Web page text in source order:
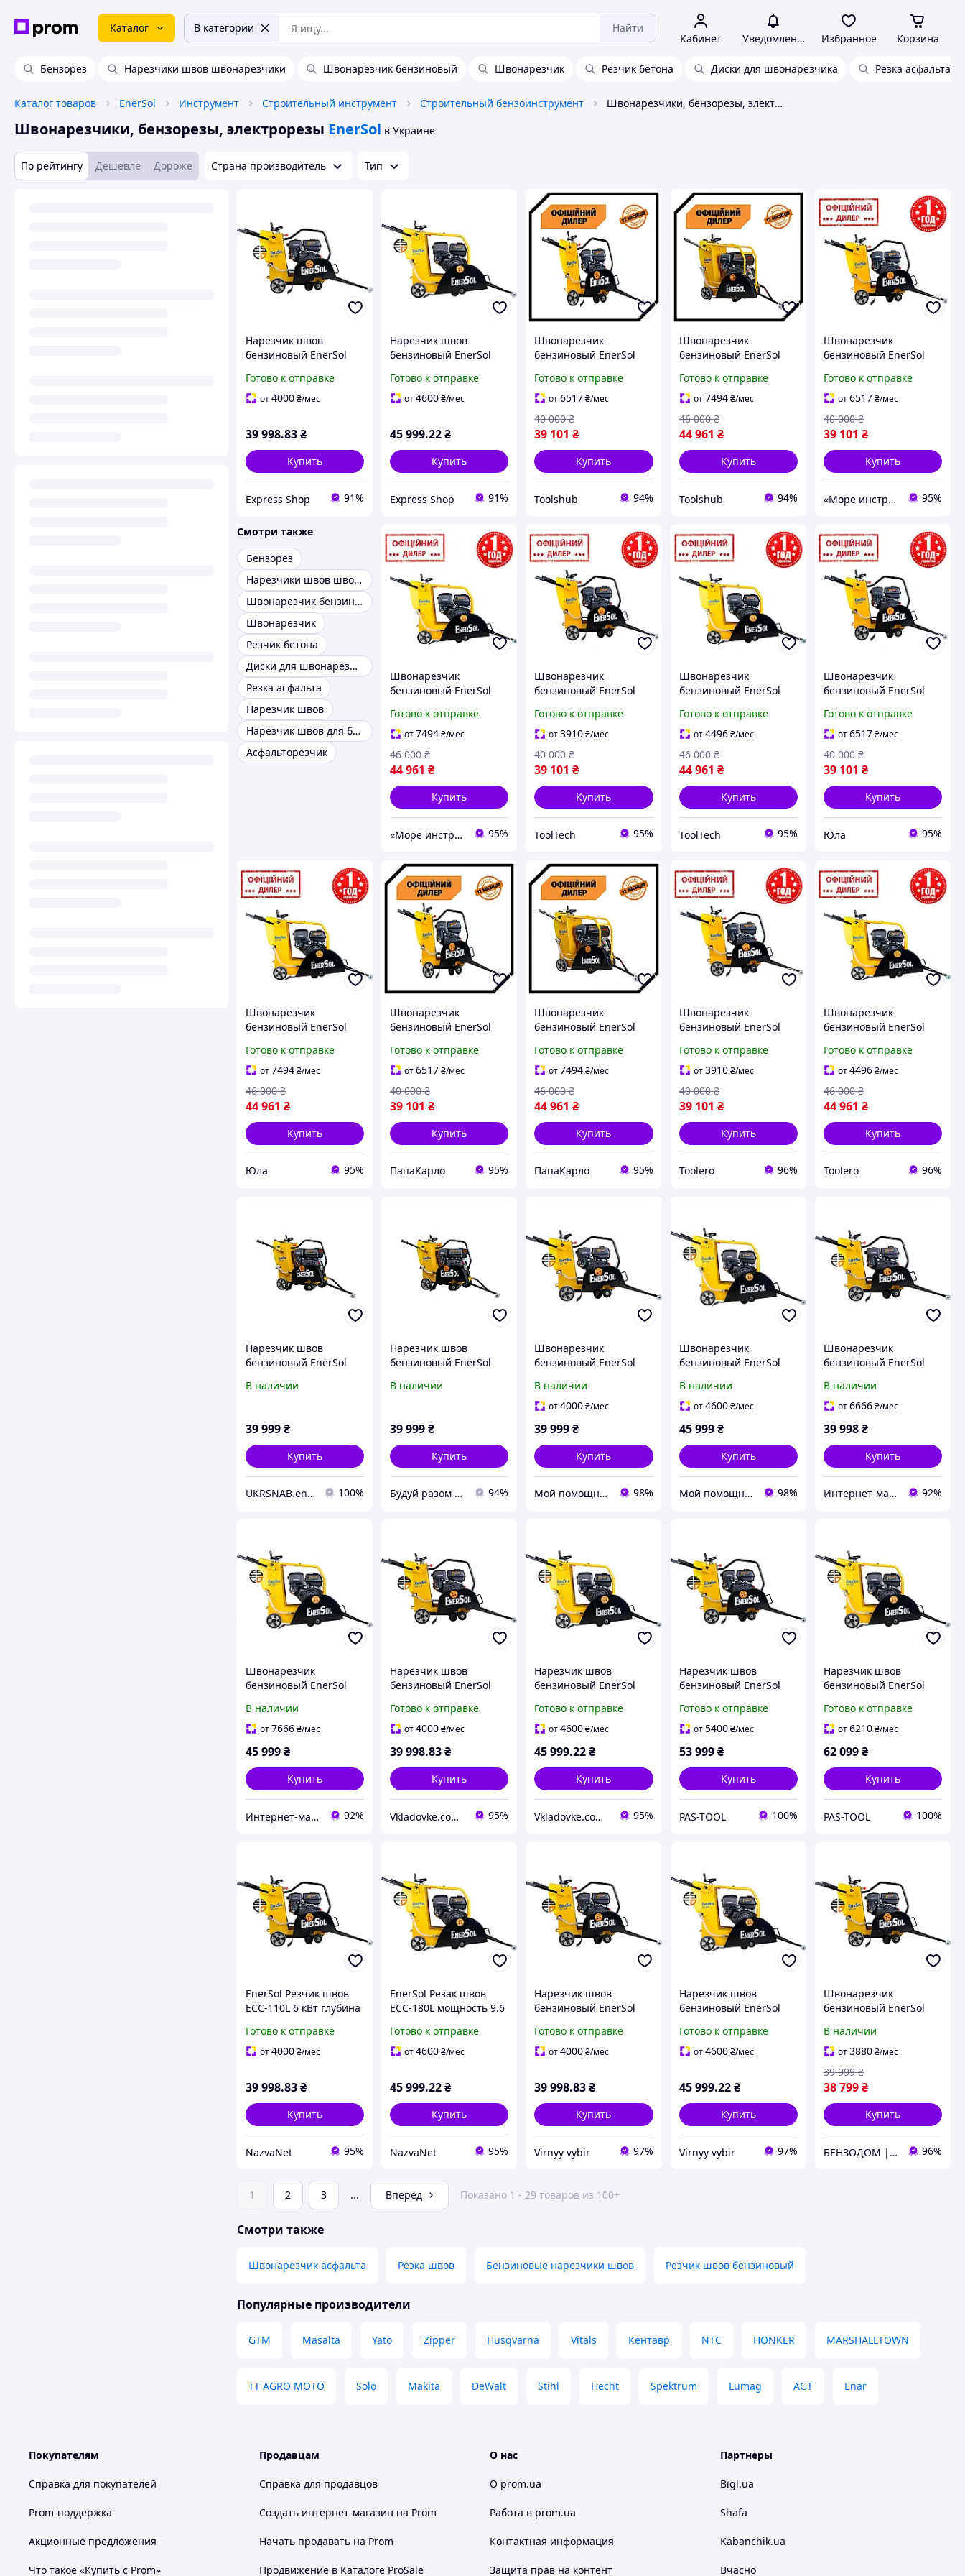
Каталог В категории Найти
Кабинет Уведомления Избранное Корзина
Бензорез Нарезчики швов швонарезчики Швонарезчик бензиновый Швонарезчик Резчик бетона Диски для швонарезчика Резка асфальта
Каталог товаров EnerSol Инструмент Строительный инструмент Строительный бензоинструмент Швонарезчики, бензорезы, электрорезы EnerSol
Швонарезчики, бензорезы, электрорезы EnerSol в Украине
По рейтингу Дешевле Дороже Страна производитель Тип
Нарезчик швов
бензиновый EnerSol
кВт глубина реза до
110 мм вес 70 кг
Готово к отправке
от4000₴/мес
39 998.83₴
Купить
Express Shop 91%
Нарезчик швов
бензиновый EnerSol
кВт вес 125 кг
максимальный
макс.
Готово к отправке
от4600₴/мес
45 999.22₴
Купить
Express Shop 91%
Швонарезчик
бензиновый EnerSol
3776563
Готово к отправке
от6517₴/мес
39 101 ₴
40 000 ₴
Купить
Toolshub 94%
Швонарезчик
бензиновый EnerSol
3776563
Готово к отправке
от7494 ₴/мес
44 961 ₴
46 000 ₴
Купить
Toolshub 94%
Швонарезчик
бензиновый EnerSol
Готово к отправке
от6517₴/мес
39 101 ₴
40 000 ₴
Купить
«Море инструментов» 95%
Смотри также
Бензорез
Нарезчики швов швонарезчики
Швонарезчик бензиновый
Швонарезчик
Резчик бетона
Диски для швонарезчика
Резка асфальта
Нарезчик швов
Нарезчик швов для бетона
Асфальторезчик
Швонарезчик
бензиновый EnerSol
Готово к отправке
от7494₴/мес
44 961 ₴
46 000 ₴
Купить
«Море инструментов» 95%
Швонарезчик
бензиновый EnerSol
Готово к отправке
от3910₴/мес
39 101 ₴
40 000 ₴
Купить
ToolTech 95%
Швонарезчик
бензиновый EnerSol
Готово к отправке
от4496 ₴/мес
44 961 ₴
46 000 ₴
Купить
ToolTech 95%
Швонарезчик
бензиновый EnerSol
Готово к отправке
от6517₴/мес
39 101 ₴
40 000 ₴
Купить
Юла 95%
Швонарезчик
бензиновый EnerSol
Готово к отправке
от7494₴/мес
44 961 ₴
46 000 ₴
Купить
Юла 95%
Швонарезчик
бензиновый EnerSol
Готово к отправке
от6517₴/мес
39 101 ₴
40 000 ₴
Купить
ПапаКарло 95%
Швонарезчик
бензиновый EnerSol
Готово к отправке
от7494₴/мес
44 961 ₴
46 000 ₴
Купить
ПапаКарло 95%
Швонарезчик
бензиновый EnerSol
Готово к отправке
от3910 ₴/мес
39 101 ₴
40 000 ₴
Купить
Toolero 96%
Швонарезчик
бензиновый EnerSol
Готово к отправке
от4496₴/мес
44 961 ₴
46 000 ₴
Купить
Toolero 96%
Нарезчик швов
бензиновый EnerSol
В наличии
39 999₴
Купить
UKRSNAB.energo 100%
Нарезчик швов
бензиновый EnerSol
В наличии
39 999₴
Купить
Будуй разом з нами 94%
Швонарезчик
бензиновый EnerSol
В наличии
от4000₴/мес
39 999₴
Купить
Мой помощник - интернет магазин 98%
Швонарезчик
бензиновый EnerSol
В наличии
от4600 ₴/мес
45 999 ₴
Купить
Мой помощник - интернет магазин 98%
Швонарезчик
бензиновый EnerSol
В наличии
от6666₴/мес
39 998₴
Купить
Интернет-магазин GIGATOOLS 92%
Швонарезчик
бензиновый EnerSol
В наличии
от7666₴/мес
45 999₴
Купить
Интернет-магазин GIGATOOLS 92%
Нарезчик швов
бензиновый EnerSol
кВт максимальный
диаметр диска 350 мм
Готово к отправке
от4000₴/мес
39 998.83₴
Купить
Vkladovke.com.ua 95%
Нарезчик швов
бензиновый EnerSol
Loncin G420F мощность
9.6 кВт максимальная
Готово к отправке
от4600₴/мес
45 999.22₴
Купить
Vkladovke.com.ua 95%
Нарезчик швов
бензиновый EnerSol
Готово к отправке
от5400 ₴/мес
53 999 ₴
Купить
PAS-TOOL 100%
Нарезчик швов
бензиновый EnerSol
Готово к отправке
от6210₴/мес
62 099₴
Купить
PAS-TOOL 100%
EnerSol Резчик швов
ECC-110L 6 кВт глубина
бензиновый 350 мм
диск 30 л бак для воды
Готово к отправке
от4000₴/мес
39 998.83₴
Купить
NazvaNet 95%
EnerSol Резак швов
ECC-180L мощность 9.6
глубина реза 180 мм
водяной бак 25 л
Готово к отправке
от4600₴/мес
45 999.22₴
Купить
NazvaNet 95%
Нарезчик швов
бензиновый EnerSol
кВт глубина реза 110
мм вес 70 кг комплект с
Готово к отправке
от4000₴/мес
39 998.83₴
Купить
Virnyy vybir 97%
Нарезчик швов
бензиновый EnerSol
кВт максимальная
глубина реза 180 мм
Готово к отправке
от4600 ₴/мес
45 999.22 ₴
Купить
Virnyy vybir 97%
Швонарезчик
бензиновый EnerSol
В наличии
от3880₴/мес
38 799₴
39 999 ₴
Купить
БЕНЗОДОМ | садовая техника и электроинструмент 96%
1 2 3 ... Вперед Показано 1 - 29 товаров из 100+
Смотри также
Швонарезчик асфальта Резка швов Бензиновые нарезчики швов Резчик швов бензиновый
Популярные производители
GTM Masalta Yato Zipper Husqvarna Vitals Кентавр NTC HONKER MARSHALLTOWN
TT AGRO MOTO Solo Makita DeWalt Stihl Hecht Spektrum Lumag AGT Enar
Покупателям
Справка для покупателей
Prom-поддержка
Акционные предложения
Что такое «Купить с Prom»
Продавцам
Справка для продавцов
Создать интернет-магазин на Prom
Начать продавать на Prom
Продвижение в Каталоге ProSale
О нас
О prom.ua
Работа в prom.ua
Контактная информация
Защита прав на контент
Партнеры
Bigl.ua
Shafa
Kabanchik.ua
Вчасно